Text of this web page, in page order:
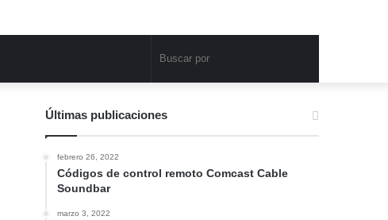
Últimas publicaciones
febrero 26, 2022
Códigos de control remoto Comcast Cable
Soundbar
marzo 3, 2022